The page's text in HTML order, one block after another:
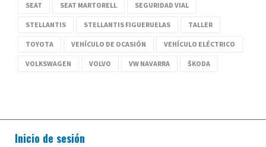
SEAT SEAT MARTORELL SEGURIDAD VIAL
STELLANTIS STELLANTIS FIGUERUELAS TALLER
TOYOTA VEHÍCULO DE OCASIÓN VEHÍCULO ELÉCTRICO
VOLKSWAGEN VOLVO VW NAVARRA ŠKODA
Inicio de sesión